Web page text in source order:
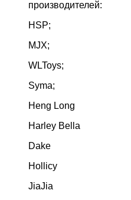
производителей:
HSP;
MJX;
WLToys;
Syma;
Heng Long
Harley Bella
Dake
Hollicy
JiaJia